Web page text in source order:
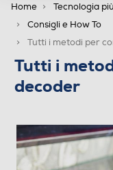
Home Tecnologia
Consigli e How To
Tutti i metodi per
Tutti i
decoder